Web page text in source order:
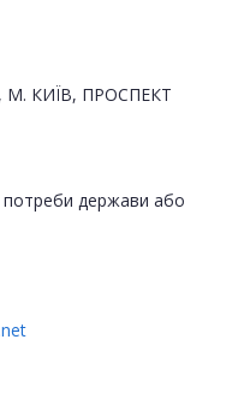
М. КИЇВ, ПРОСПЕКТ
держави або